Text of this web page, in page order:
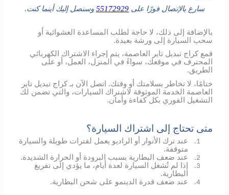
سارع بالإتصال فورًا على 55172929 وسنصل إليك أينما كنت.
بالإضافة إلى ذلك، لا حاجة لطلب المساعدة العشوائية أو
سحب السيارة إلى ورشة بعيدة.
فمع كراج تبديل تاير العاصمة، يتم إجراء الاشتراك الكهربائي
المحترف في موقعك، سواءً في المنزل، العمل، أو على
الطريق.
ختامًا، لا تخاطر بسلامتك أو وقتك. اتصل الآن بـ كراج تبديل تاير
العاصمة الخدمة الموثوقة لاشتراك السيارات، والتي تضمن لك
التشغيل الفوري بكل كفاءة وأمان.
متى تحتاج إلى اشتراك السيارة؟
1.
عند ترك الأنوار أو الراديو يعمل لفترات طويلة والسيارة
متوقفة.
2. عند ضعف البطارية بسبب البرودة أو الحرارة الشديدة.
3.
إذا لم تُشغل السيارة لعدة أيام، ما يؤدي إلى تفريغ
البطارية.
4. عند ضعف قدرة الدينمو على شحن البطارية.